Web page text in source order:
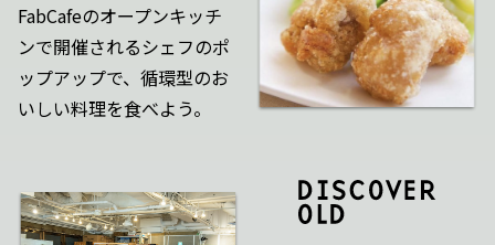
FabCafeのオープンキッチ
ンで開催されるシェフのポ
ップアップで、循環型のお
いしい料理を食べよう。